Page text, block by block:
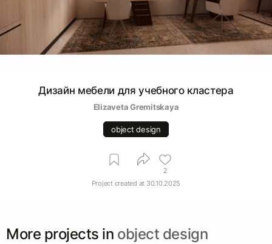
Дизайн мебели для учебного кластера
Elizaveta Gremitskaya
object design
2
Project created at 30.10.2025
More projects in object design